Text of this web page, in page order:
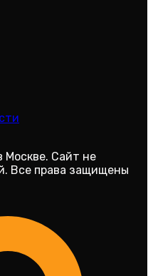
Сайт не
Все права защищены